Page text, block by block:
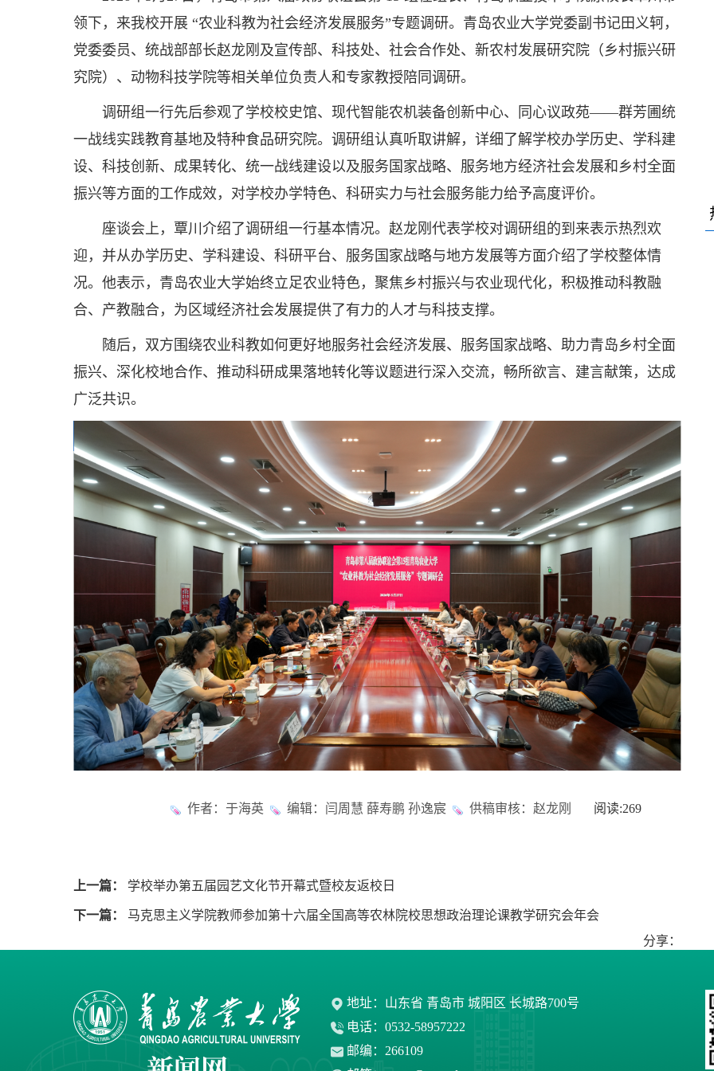
领下，来我校开展 “农业科教为社会经济发展服务”专题调研。青岛农业大学党委副书记田义轲，
党委委员、统战部部长赵龙刚及宣传部、科技处、社会合作处、新农村发展研究院（乡村振兴研
究院）、动物科技学院等相关单位负责人和专家教授陪同调研。
调研组一行先后参观了学校校史馆、现代智能农机装备创新中心、同心议政苑——群芳圃统
一战线实践教育基地及特种食品研究院。调研组认真听取讲解，详细了解学校办学历史、学科建
设、科技创新、成果转化、统一战线建设以及服务国家战略、服务地方经济社会发展和乡村全面
振兴等方面的工作成效，对学校办学特色、科研实力与社会服务能力给予高度评价。
座谈会上，覃川介绍了调研组一行基本情况。赵龙刚代表学校对调研组的到来表示热烈欢
迎，并从办学历史、学科建设、科研平台、服务国家战略与地方发展等方面介绍了学校整体情
况。他表示，青岛农业大学始终立足农业特色，聚焦乡村振兴与农业现代化，积极推动科教融
合、产教融合，为区域经济社会发展提供了有力的人才与科技支撑。
随后，双方围绕农业科教如何更好地服务社会经济发展、服务国家战略、助力青岛乡村全面
振兴、深化校地合作、推动科研成果落地转化等议题进行深入交流，畅所欲言、建言献策，达成
广泛共识。
作者：于海英 编辑：闫周慧 薛寿鹏 孙逸宸 供稿审核：赵龙刚 阅读:269
上一篇： 学校举办第五届园艺文化节开幕式暨校友返校日
下一篇：
马克思主义学院教师参加第十六届全国高等农林院校思想政治理论课教学研究会年会
分享：
地址：山东省 青岛市 城阳区 长城路700号
电话：0532-58957222
邮编：266109